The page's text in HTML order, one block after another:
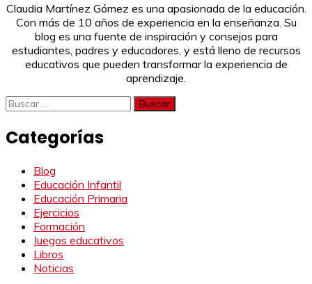
Claudia Martínez Gómez es una apasionada de la educación.
Con más de 10 años de experiencia en la enseñanza. Su
blog es una fuente de inspiración y consejos para
estudiantes, padres y educadores, y está lleno de recursos
educativos que pueden transformar la experiencia de
aprendizaje.
Buscar:
Categorías
Blog
Educación Infantil
Educación Primaria
Ejercicios
Formación
Juegos educativos
Libros
Noticias